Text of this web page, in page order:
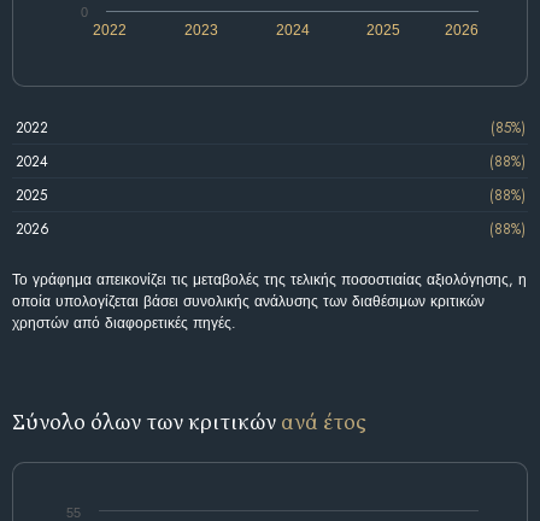
2022 2024 2026
2023 2025
0
2022
(85%)
2024
(88%)
2025
(88%)
2026
(88%)
Το γράφημα απεικονίζει τις μεταβολές της τελικής ποσοστιαίας αξιολόγησης, η
οποία υπολογίζεται βάσει συνολικής ανάλυσης των διαθέσιμων κριτικών
χρηστών από διαφορετικές πηγές.
Σύνολο όλων των κριτικών ανά έτος
55